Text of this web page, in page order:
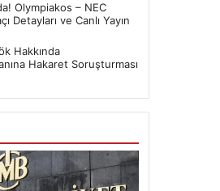
Olympiakos – NEC
Detayları ve Canlı Yayın
Hakkında
Hakaret Soruşturması